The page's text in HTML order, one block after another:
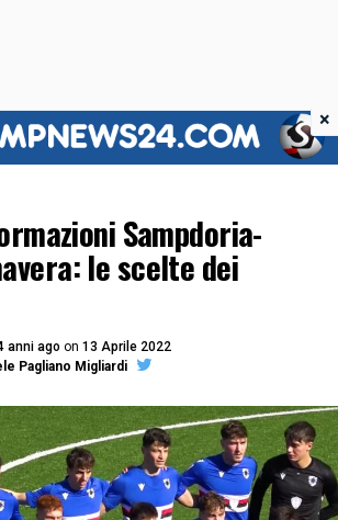
Sampdoria-
le scelte dei
anni ago on 13 Aprile 2022
Pagliano Migliardi
×